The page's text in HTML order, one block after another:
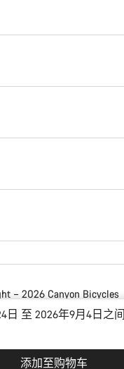
日 至 2026年9月4日之间
添加至购物车
室
的 Canyon 自行车
尺寸
– 2026 Canyon Bicycles
权利
中文